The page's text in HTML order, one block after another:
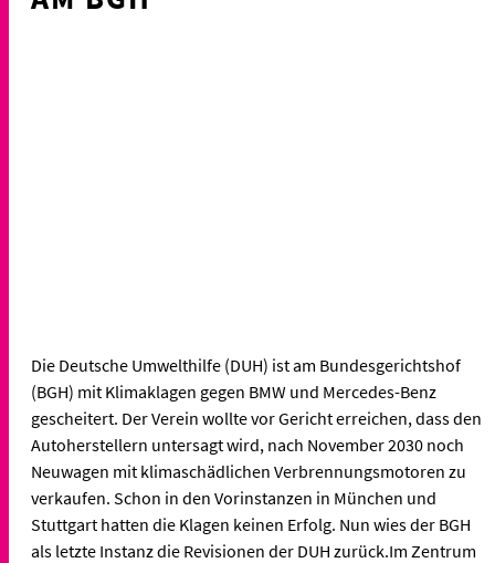
Die Deutsche Umwelthilfe (DUH) ist am Bundesgerichtshof
(BGH) mit Klimaklagen gegen BMW und Mercedes-Benz
gescheitert. Der Verein wollte vor Gericht erreichen, dass den
Autoherstellern untersagt wird, nach November 2030 noch
Neuwagen mit klimaschädlichen Verbrennungsmotoren zu
verkaufen. Schon in den Vorinstanzen in München und
Stuttgart hatten die Klagen keinen Erfolg. Nun wies der BGH
als letzte Instanz die Revisionen der DUH zurück.Im Zentrum